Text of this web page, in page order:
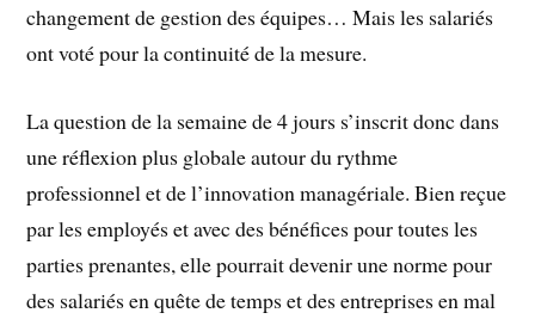
changement de gestion des équipes… Mais les salariés
ont voté pour la continuité de la mesure.
La question de la semaine de 4 jours s’inscrit donc dans
une réflexion plus globale autour du rythme
professionnel et de l’innovation managériale. Bien reçue
par les employés et avec des bénéfices pour toutes les
parties prenantes, elle pourrait devenir une norme pour
des salariés en quête de temps et des entreprises en mal